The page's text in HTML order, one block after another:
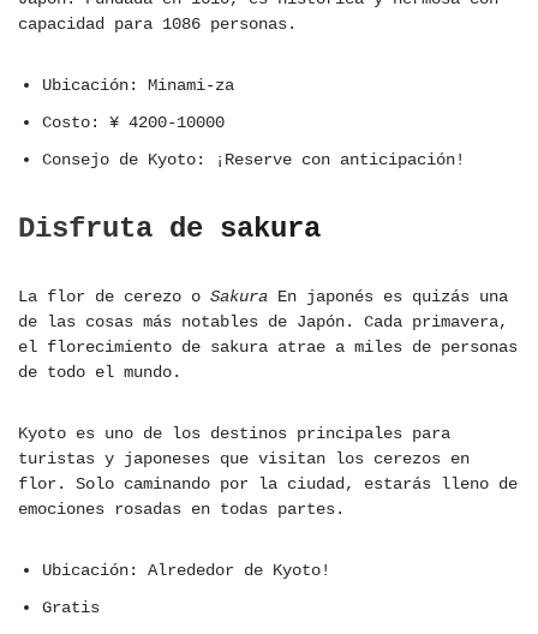
capacidad para 1086 personas.
Ubicación: Minami-za
Costo: ¥ 4200-10000
Consejo de Kyoto: ¡Reserve con anticipación!
Disfruta de sakura
La flor de cerezo o Sakura En japonés es quizás una
de las cosas más notables de Japón. Cada primavera,
el florecimiento de sakura atrae a miles de personas
de todo el mundo.
Kyoto es uno de los destinos principales para
turistas y japoneses que visitan los cerezos en
flor. Solo caminando por la ciudad, estarás lleno de
emociones rosadas en todas partes.
Ubicación: Alrededor de Kyoto!
Gratis